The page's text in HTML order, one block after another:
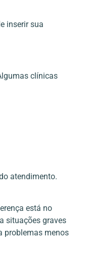
inserir sua
clínicas
atendimento.
está no
situações graves
problemas menos